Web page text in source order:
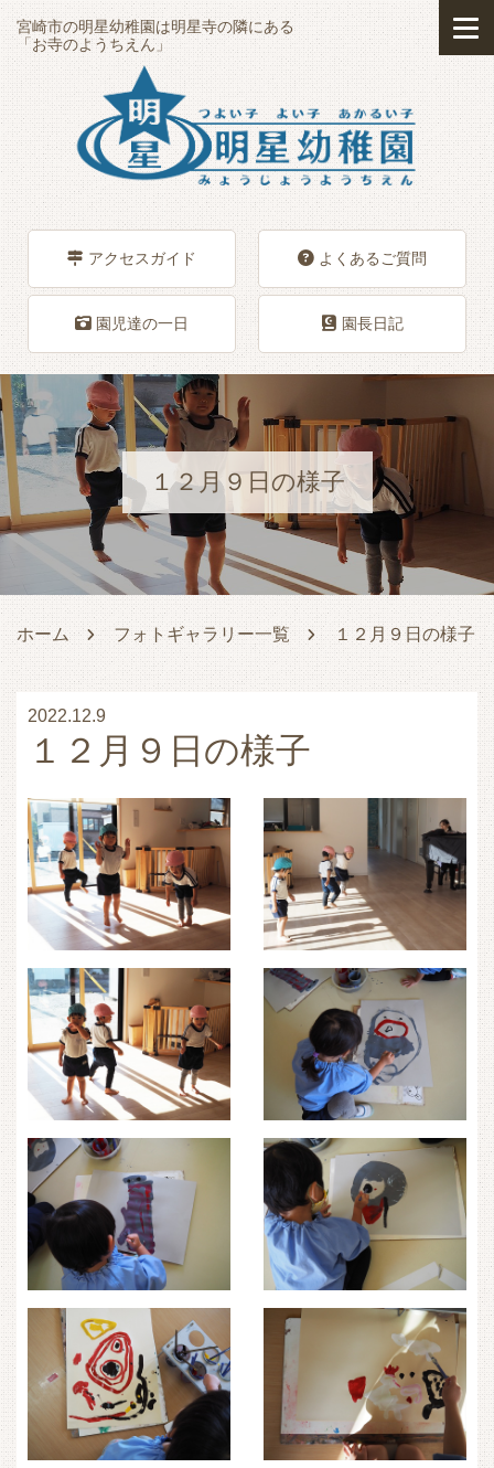
宮崎市の明星幼稚園は明星寺の隣にある
「お寺のようちえん」
アクセスガイド よくあるご質問
園児達の一日 園長日記
１２月９日の様子
ホーム フォトギャラリー一覧 １２月９日の様子
2022.12.9
１２月９日の様子